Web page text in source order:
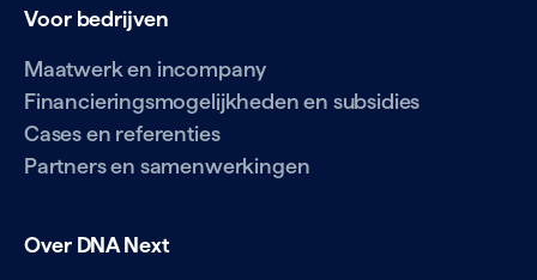
Voor bedrijven
Maatwerk en incompany
Financieringsmogelijkheden en subsidies
Cases en referenties
Partners en samenwerkingen
Over DNA Next